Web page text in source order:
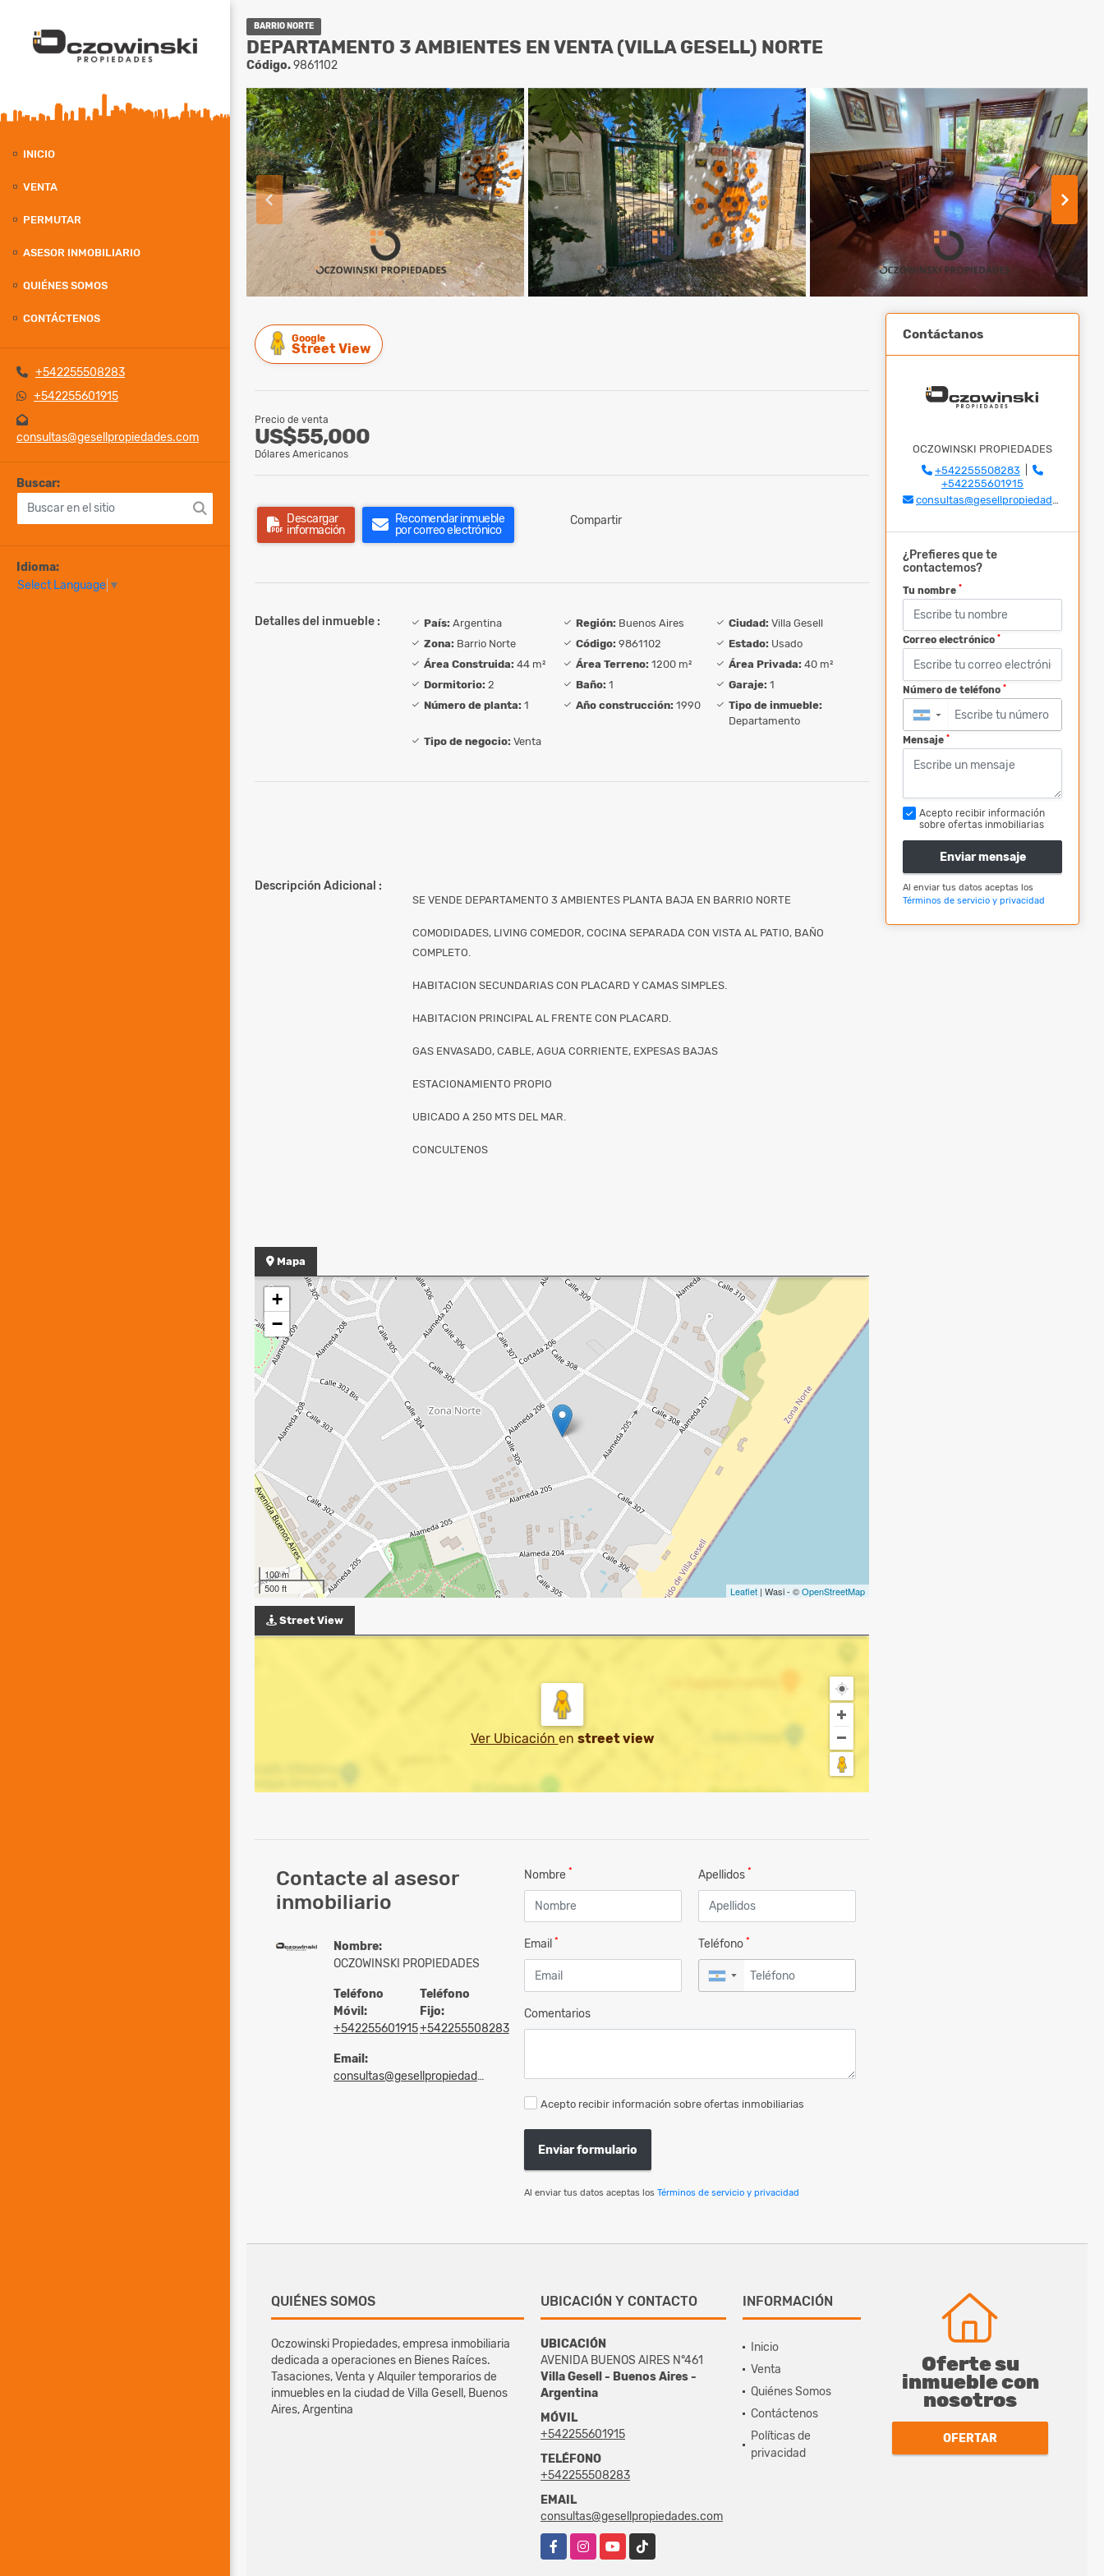
INICIO
VENTA
PERMUTAR
ASESOR INMOBILIARIO
QUIÉNES SOMOS
CONTÁCTENOS
+542255508283
+542255601915
consultas@gesellpropiedades.com
Buscar:
Idioma:
Select Language ▼
BARRIO NORTE
DEPARTAMENTO 3 AMBIENTES EN VENTA (VILLA GESELL) NORTE
Código.9861102
Google
Street View
Precio de venta
US$55,000
Dólares Americanos
Descargar
información
Recomendar inmueble
por correo electrónico
Compartir
Detalles del inmueble : País: Argentina Región: Buenos Aires Ciudad: Villa Gesell
Zona: Barrio Norte Código: 9861102 Estado: Usado
Área Construida: 44 m² Área Terreno: 1200 m² Área Privada: 40 m²
Dormitorio: 2 Baño: 1 Garaje: 1
Número de planta: 1 Año construcción: 1990
Tipo de inmueble:
Departamento
Tipo de negocio: Venta
Descripción Adicional :
SE VENDE DEPARTAMENTO 3 AMBIENTES PLANTA BAJA EN BARRIO NORTE
COMODIDADES, LIVING COMEDOR, COCINA SEPARADA CON VISTA AL PATIO, BAÑO
COMPLETO.
HABITACION SECUNDARIAS CON PLACARD Y CAMAS SIMPLES.
HABITACION PRINCIPAL AL FRENTE CON PLACARD.
GAS ENVASADO, CABLE, AGUA CORRIENTE, EXPESAS BAJAS
ESTACIONAMIENTO PROPIO
UBICADO A 250 MTS DEL MAR.
CONCULTENOS
Mapa
+
−
100 m
500 ft
Leaflet | Wasi - ©OpenStreetMap
Street View
Ver Ubicación en street view
Contacte al asesor
inmobiliario
Nombre:
OCZOWINSKI PROPIEDADES
Teléfono
Móvil:
+542255601915
Teléfono
Fijo:
+542255508283
Email:
consultas@gesellpropiedades.com
Nombre * Apellidos *
Email * Teléfono *
▼
Comentarios
Acepto recibir información sobre ofertas inmobiliarias
Enviar formulario
Al enviar tus datos aceptas los Términos de servicio y privacidad
Contáctanos
OCZOWINSKI PROPIEDADES
+542255508283
+542255601915
consultas@gesellpropiedades.com
¿Prefieres que te
contactemos?
Tu nombre *
Correo electrónico *
Número de teléfono *
▼
Mensaje *
Acepto recibir información
sobre ofertas inmobiliarias
Enviar mensaje
Al enviar tus datos aceptas los
Términos de servicio y privacidad
QUIÉNES SOMOS
Oczowinski Propiedades, empresa inmobiliaria
dedicada a operaciones en Bienes Raíces.
Tasaciones, Venta y Alquiler temporarios de
inmuebles en la ciudad de Villa Gesell, Buenos
Aires, Argentina
UBICACIÓN Y CONTACTO
UBICACIÓN
AVENIDA BUENOS AIRES N°461
Villa Gesell - Buenos Aires -
Argentina
MÓVIL
+542255601915
TELÉFONO
+542255508283
EMAIL
consultas@gesellpropiedades.com
FacebookInstagramYouTubeTikTok
INFORMACIÓN
Inicio
Venta
Quiénes Somos
Contáctenos
Políticas de
privacidad
Oferte su
inmueble con
nosotros
OFERTAR